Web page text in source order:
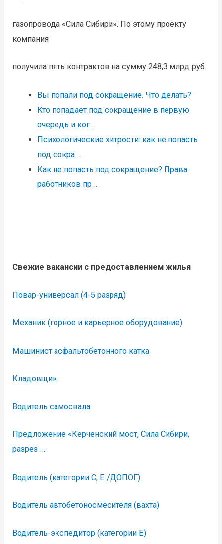
газопровода «Сила Сибири». По этому проекту
компания
получила пять контрактов на сумму 248,3 млрд руб.
Вы попали под сокращение. Что делать?
Кто попадает под сокращение в первую
очередь и ког…
Психологические хитрости: как не попасть
под сокра…
Как не попасть под сокращение? Права
работников пр…
Свежие вакансии с предоставлением жилья
Повар-универсал (4-5 разряд)
Механик (горное и карьерное оборудование)
Машинист асфальтобетонного катка
Кладовщик
Водитель самосвала
Предложение «Керченский мост, Сила Сибири,
разрез …
Водитель (категории С, Е /ДОПОГ)
Водитель автобетоносмесителя (вахта)
Водитель-экспедитор (категории Е)